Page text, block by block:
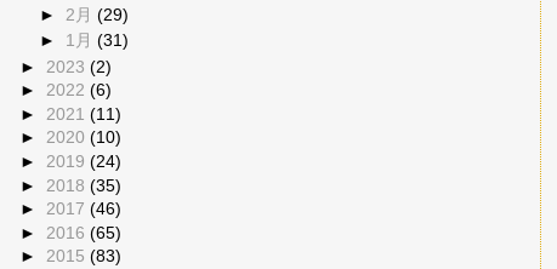
► 2月(29)
► 1月(31)
► 2023 (2)
► 2022 (6)
► 2021 (11)
► 2020 (10)
► 2019 (24)
► 2018 (35)
► 2017 (46)
► 2016 (65)
► 2015 (83)